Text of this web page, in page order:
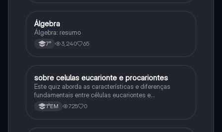
Matematica
Álgebra
Álgebra: resumo
7° 3,240 65
Biologia
sobre celulas eucarionte e procariontes
Este quiz aborda as características e diferenças
fundamentais entre células eucariontes e
procariontes.
1°EM 725 0